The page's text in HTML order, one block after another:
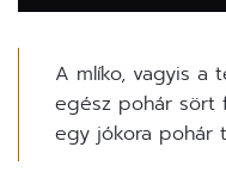
A mlíko, vagyis a
egész pohár sört
egy jókora pohár